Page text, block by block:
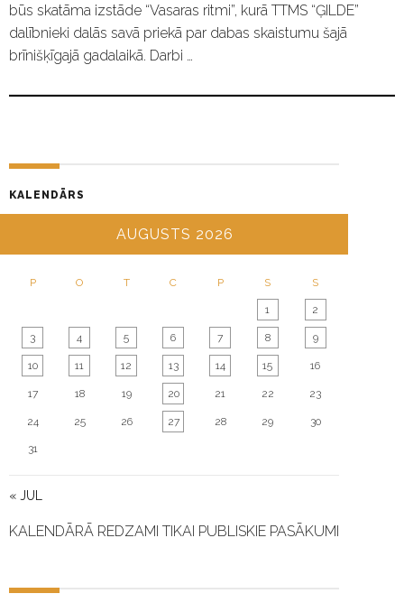
būs skatāma izstāde “Vasaras ritmi”, kurā TTMS “ĢILDE”
dalībnieki dalās savā priekā par dabas skaistumu šajā
brīnišķīgajā gadalaikā. Darbi …
KALENDĀRS
AUGUSTS 2026
P O T C P S S
« JUL
1 2
3 4 5 6 7 8 9
10 11 12 13 14 15 16
17 18 19 20 21 22 23
24 25 26 27 28 29 30
31
KALENDĀRĀ REDZAMI TIKAI PUBLISKIE PASĀKUMI